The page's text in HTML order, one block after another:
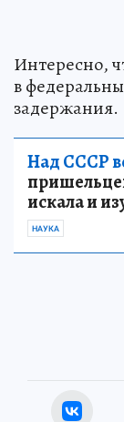
Интересно,
в
задержания.
Над СССР
искала и
НАУКА